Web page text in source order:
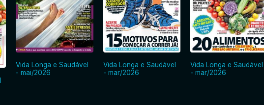
Vida Longa e Saudável
- mai/2026
Vida Longa e Saudável
- mar/2026
Vida Longa e Saudável
- mar/2026